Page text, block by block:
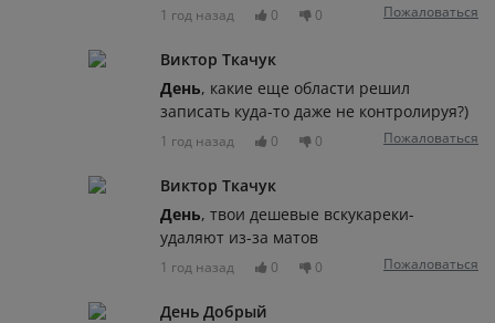
1 год назад 0 0 Пожаловаться
Виктор Ткачук
День, какие еще области решил
записать куда-то даже не контролируя?)
1 год назад 0 0 Пожаловаться
Виктор Ткачук
День, твои дешевые вскукареки-
удаляют из-за матов
1 год назад 0 0 Пожаловаться
День Добрый